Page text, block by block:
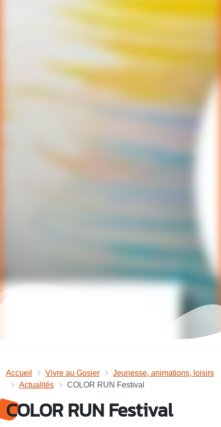
Accueil Vivre au Gosier
Jeunesse, animations, loisirs
Actualités
COLOR RUN Festival
COLOR RUN Festival